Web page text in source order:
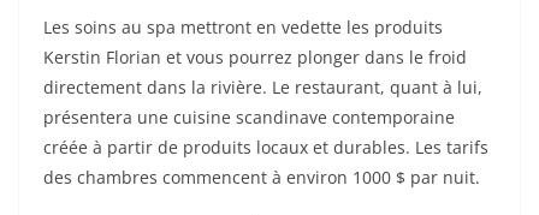
Les soins au spa mettront en vedette les produits
Kerstin Florian et vous pourrez plonger dans le froid
directement dans la rivière. Le restaurant, quant à lui,
présentera une cuisine scandinave contemporaine
créée à partir de produits locaux et durables. Les tarifs
des chambres commencent à environ 1000 $ par nuit.